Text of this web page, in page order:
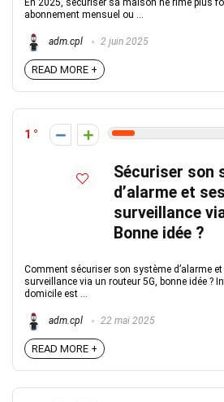
En 2025, sécuriser sa maison ne rime plus
abonnement mensuel ou ...
adm.cpl 2 juin 2025
READ MORE +
1
Sécuriser son
d’alarme et
surveillance
Bonne idée ?
Comment sécuriser son système d’alarme
surveillance via un routeur 5G, bonne idée ?
domicile est ...
adm.cpl 22 mai 2025
READ MORE +